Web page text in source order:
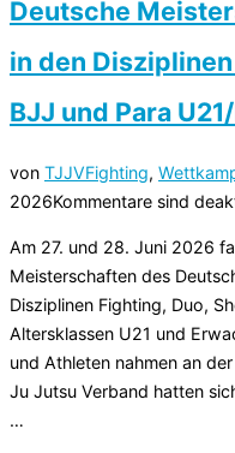
Deutsche
in den
BJJ und Para
von TJJVFighting,
2026Kommentare sind
Am 27. und 28. Juni 2026
Meisterschaften des
Disziplinen Fighting, Duo,
Altersklassen U21 und
und Athleten nahmen an
Ju Jutsu Verband hatten
…